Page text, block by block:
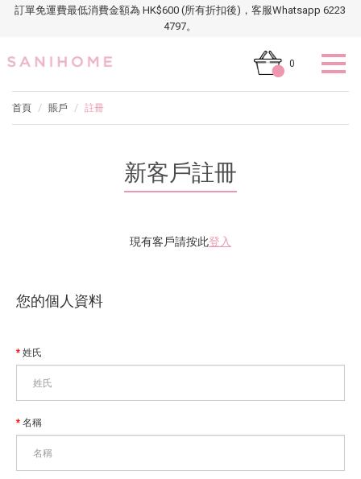
訂單免運費最低消費金額為 HK$600 (所有折扣後)，客服Whatsapp 6223
4797。
0
首頁 賬戶 註冊
新客戶註冊
現有客戶請按此登入
您的個人資料
姓氏
名稱